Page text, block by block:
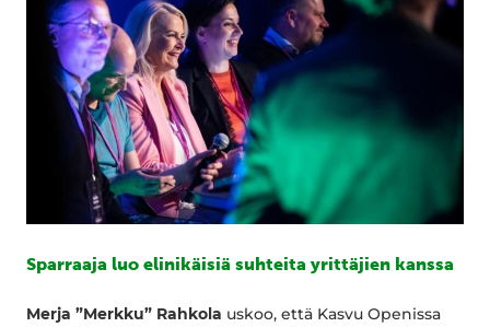
Sparraaja luo elinikäisiä suhteita yrittäjien kanssa
Merja ”Merkku” Rahkola uskoo, että Kasvu Openissa